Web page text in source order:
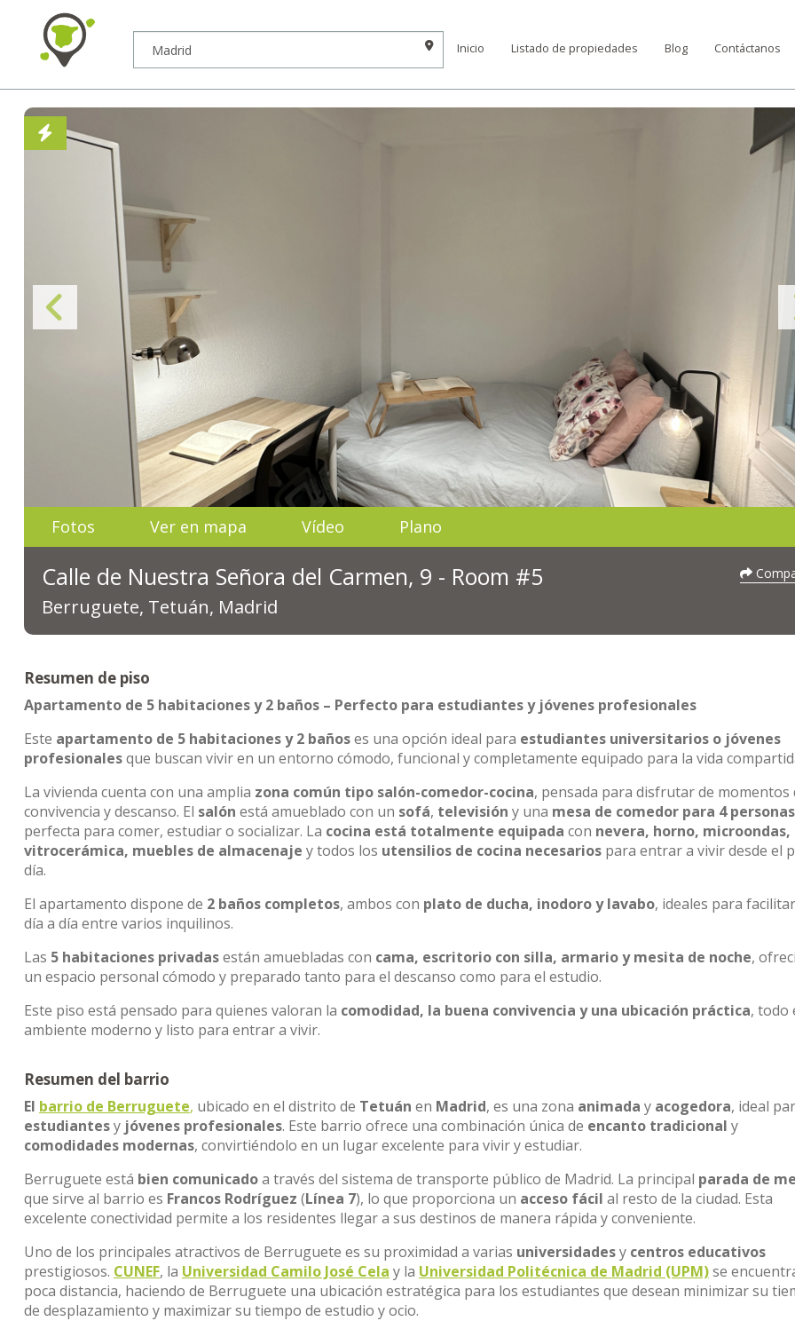
Inicio Listado de propiedades Blog Contáctanos
Fotos Ver en mapa Vídeo Plano
Calle de Nuestra Señora del Carmen, 9 - Room #5
Berruguete, Tetuán, Madrid
Resumen de piso
Apartamento de 5 habitaciones y 2 baños – Perfecto para estudiantes y jóvenes profesionales
Este apartamento de 5 habitaciones y 2 bañoses una opción ideal para estudiantes universitarios o jóvenes
profesionalesque buscan vivir en un entorno cómodo, funcional y completamente equipado para la vida
La vivienda cuenta con una amplia zona común tipo salón-comedor-cocina, pensada para disfrutar de momentos
convivencia y descanso. El salón está amueblado con un sofá, televisión y una mesa de comedor para 4 personas
perfecta para comer, estudiar o socializar. La cocina está totalmente equipada con nevera, horno, microondas,
vitrocerámica, muebles de almacenaje y todos los utensilios de cocina necesarios para entrar a vivir desde el
día.
El apartamento dispone de 2 baños completos, ambos con plato de ducha, inodoro y lavabo, ideales para
día a día entre varios inquilinos.
Las 5 habitaciones privadasestán amuebladas con cama, escritorio con silla, armario y mesita de noche,
un espacio personal cómodo y preparado tanto para el descanso como para el estudio.
Este piso está pensado para quienes valoran la comodidad, la buena convivencia y una ubicación práctica, todo
ambiente moderno y listo para entrar a vivir.
Resumen del barrio
El barrio de Berruguete, ubicado en el distrito de Tetuán en Madrid, es una zona animada y acogedora, ideal
estudiantesy jóvenes profesionales. Este barrio ofrece una combinación única de encanto tradicional y
comodidades modernas, convirtiéndolo en un lugar excelente para vivir y estudiar.
Berruguete está bien comunicadoa través del sistema de transporte público de Madrid. La principal parada de
que sirve al barrio es Francos Rodríguez (Línea 7), lo que proporciona un acceso fácil al resto de la ciudad. Esta
excelente conectividad permite a los residentes llegar a sus destinos de manera rápida y conveniente.
Uno de los principales atractivos de Berruguete es su proximidad a varias universidadesy centros educativos
prestigiosos. CUNEF, la Universidad Camilo José Cela y la Universidad Politécnica de Madrid (UPM)se
poca distancia, haciendo de Berruguete una ubicación estratégica para los estudiantes que desean minimizar su
de desplazamiento y maximizar su tiempo de estudio y ocio.